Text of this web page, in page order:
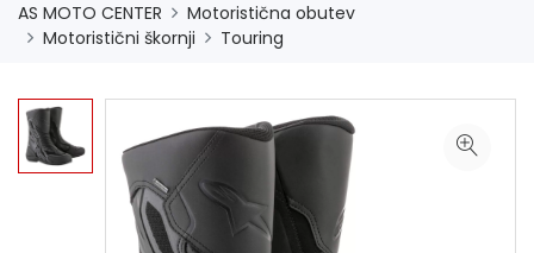
AS MOTO CENTER
Motoristična obutev
Motoristični škornji
Touring